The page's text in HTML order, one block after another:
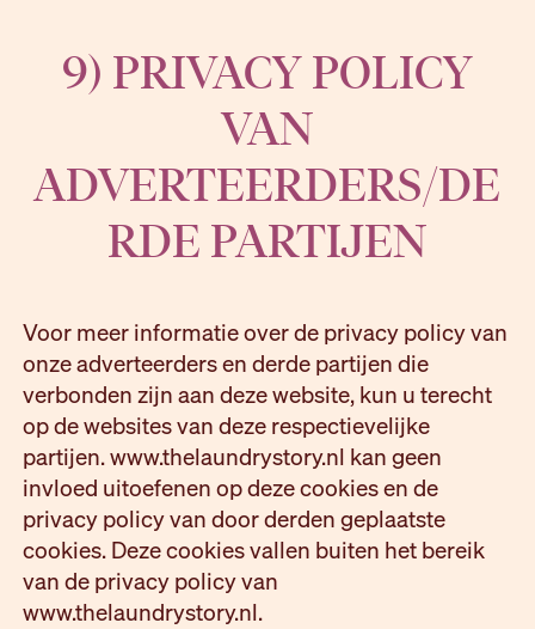
9) PRIVACY POLICY
VAN
ADVERTEERDERS/DE
RDE PARTIJEN
Voor meer informatie over de privacy policy van
onze adverteerders en derde partijen die
verbonden zijn aan deze website, kun u terecht
op de websites van deze respectievelijke
partijen. www.thelaundrystory.nl kan geen
invloed uitoefenen op deze cookies en de
privacy policy van door derden geplaatste
cookies. Deze cookies vallen buiten het bereik
van de privacy policy van
www.thelaundrystory.nl.